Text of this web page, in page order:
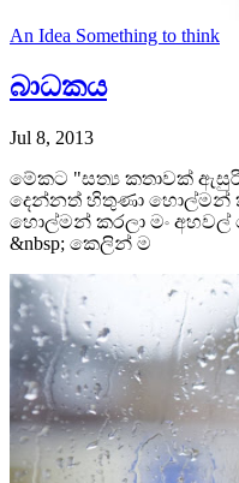
An Idea Something to think
බාධකය
Jul 8, 2013
මේකට "සත්‍ය කතාවක්
දෙන්නත් හිතුණා හොල්මන්
හොල්මන් කරලා මං අහවල්
&nbsp; කෙලින් ම